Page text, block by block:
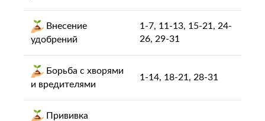
Внесение
удобрений
1-7, 11-13, 15-21, 24-
26, 29-31
Борьба с хворями
и вредителями
1-14, 18-21, 28-31
Прививка